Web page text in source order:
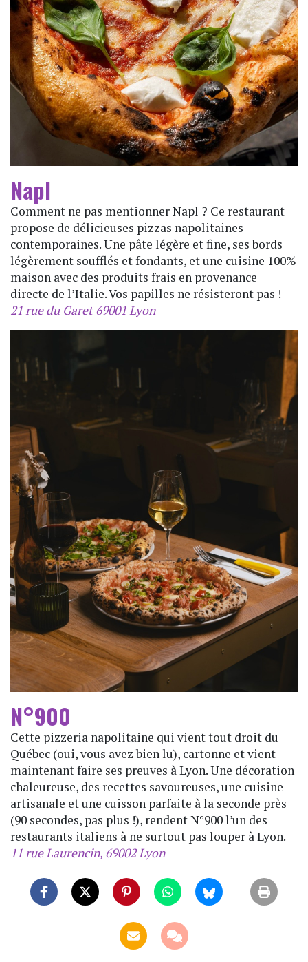
Napl
Comment ne pas mentionner Napl ? Ce restaurant
propose de délicieuses pizzas napolitaines
contemporaines. Une pâte légère et fine, ses bords
légèrement soufflés et fondants, et une cuisine 100%
maison avec des produits frais en provenance
directe de l’Italie. Vos papilles ne résisteront pas !
21 rue du Garet 69001 Lyon
N°900
Cette pizzeria napolitaine qui vient tout droit du
Québec (oui, vous avez bien lu), cartonne et vient
maintenant faire ses preuves à Lyon. Une décoration
chaleureuse, des recettes savoureuses, une cuisine
artisanale et une cuisson parfaite à la seconde près
(90 secondes, pas plus !), rendent N°900 l’un des
restaurants italiens à ne surtout pas louper à Lyon.
11 rue Laurencin, 69002 Lyon